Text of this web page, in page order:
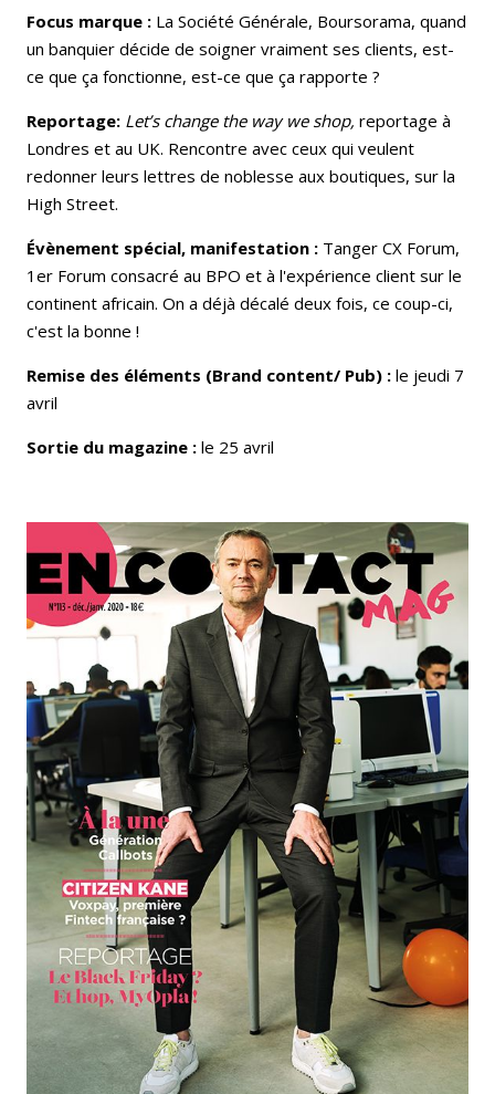
Focus marque : La Société Générale, Boursorama, quand
un banquier décide de soigner vraiment ses clients, est-
ce que ça fonctionne, est-ce que ça rapporte ?
Reportage: Let’s change the way we shop, reportage à
Londres et au UK. Rencontre avec ceux qui veulent
redonner leurs lettres de noblesse aux boutiques, sur la
High Street.
Évènement spécial, manifestation : Tanger CX Forum,
1er Forum consacré au BPO et à l'expérience client sur le
continent africain. On a déjà décalé deux fois, ce coup-ci,
c'est la bonne !
Remise des éléments (Brand content/ Pub) : le jeudi 7
avril
Sortie du magazine : le 25 avril